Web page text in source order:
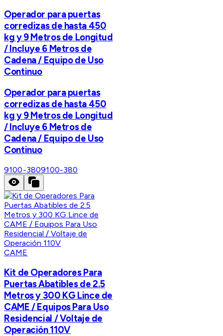
Operador para puertas
corredizas de hasta 450
kg y 9 Metros de Longitud
/ Incluye 6 Metros de
Cadena / Equipo de Uso
Continuo
Operador para puertas
corredizas de hasta 450
kg y 9 Metros de Longitud
/ Incluye 6 Metros de
Cadena / Equipo de Uso
Continuo
9100-3809100-380
CAME
Kit de Operadores Para
Puertas Abatibles de 2.5
Metros y 300 KG Lince de
CAME / Equipos Para Uso
Residencial / Voltaje de
Operación 110V